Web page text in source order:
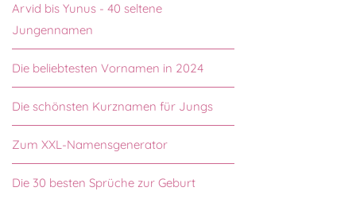
Arvid bis Yunus - 40 seltene
Jungennamen
Die beliebtesten Vornamen in 2024
Die schönsten Kurznamen für Jungs
Zum XXL-Namensgenerator
Die 30 besten Sprüche zur Geburt